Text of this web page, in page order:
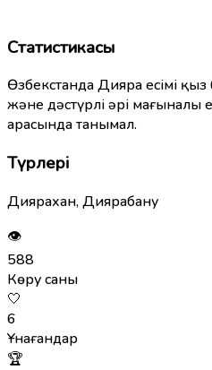
Статистикасы
Өзбекстанда Дияра есімі
және дәстүрлі әрі мағыналы
арасында танымал.
Түрлері
Диярахан, Диярабану
👁
588
Көру саны
🤍
6
Ұнағандар
🏆